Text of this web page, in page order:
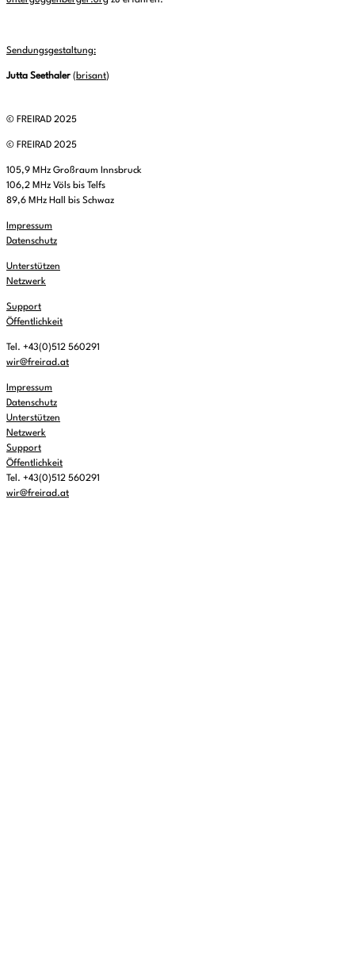
Sendungsgestaltung:
Jutta Seethaler (brisant)
© FREIRAD 2025
© FREIRAD 2025
105,9 MHz Großraum Innsbruck
106,2 MHz Völs bis Telfs
89,6 MHz Hall bis Schwaz
Impressum
Datenschutz
Unterstützen
Netzwerk
Support
Öffentlichkeit
Tel. +43(0)512 560291
wir@freirad.at
Impressum
Datenschutz
Unterstützen
Netzwerk
Support
Öffentlichkeit
Tel. +43(0)512 560291
wir@freirad.at